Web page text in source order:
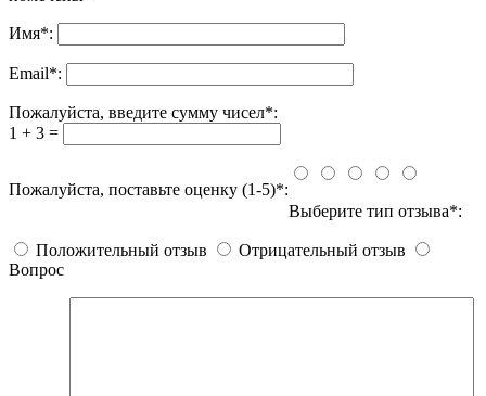
Имя*:
Email*:
Пожалуйста, введите сумму чисел*:
1 + 3 =
Пожалуйста, поставьте оценку (1-5)*:
Выберите тип отзыва*:
Положительный отзыв
Отрицательный отзыв
Вопрос